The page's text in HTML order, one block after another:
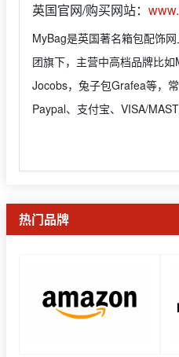
英国官网/购买网站：
MyBag是英国著名箱包配饰
团旗下，主营中高档品牌比
Jocobs，兔子包Grafea等，
Paypal、支付宝、VISA/
热门品牌